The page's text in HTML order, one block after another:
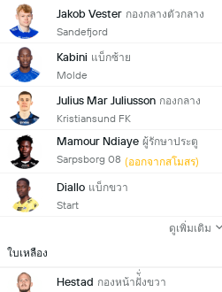
Jakob Vester กองกลางตัวกลาง
Sandefjord
Kabini แบ็กซ้าย
Molde
Julius Mar Juliusson กองกลาง
Kristiansund FK
Mamour Ndiaye ผู้รักษาประตู
Sarpsborg 08 (ออกจากสโมสร)
Diallo แบ็กขวา
Start
ดูเพิ่มเติม
ใบเหลือง
Hestad กองหน้าฝั่ั่งขวา